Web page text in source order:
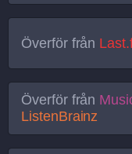
Överför från
Överför från
ListenBrainz